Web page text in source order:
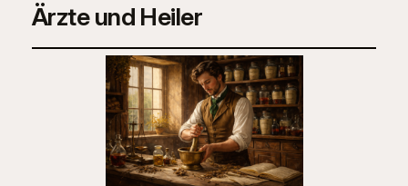
Ärzte und Heiler